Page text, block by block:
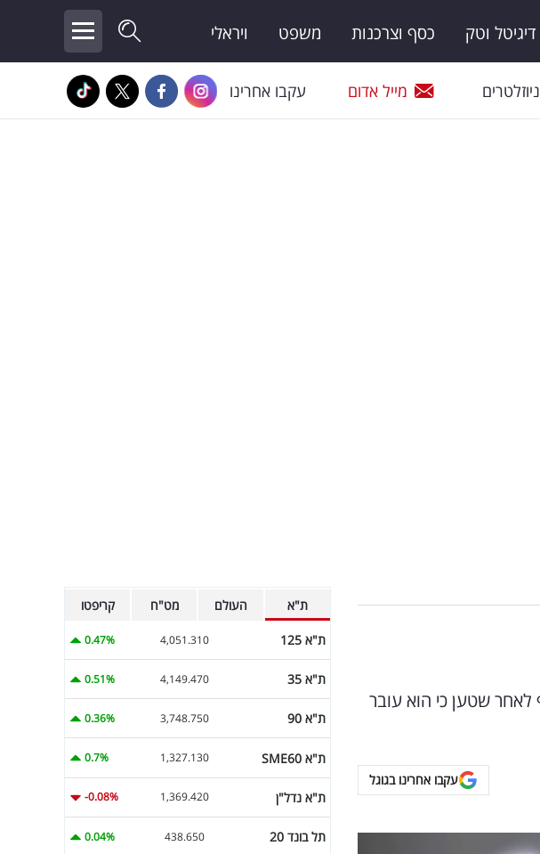
דיגיטל וטק כסף וצרכנות משפט ויראלי
ניוזלטרים מייל אדום עקבו אחרינו
לאחר שטען כי הוא עובר
עקבו אחרינו בגוגל
ת"א העולם מט"ח קריפטו
ת"א 125 4,051.310
0.47%
ת"א 35 4,149.470
0.51%
ת"א 90 3,748.750
0.36%
ת"א SME60 1,327.130
0.7%
ת"א נדל"ן 1,369.420
-0.08%
תל בונד 20 438.650
0.04%